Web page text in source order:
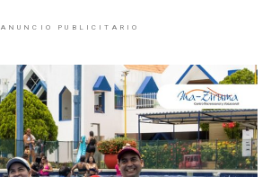
ANUNCIO PUBLICITARIO